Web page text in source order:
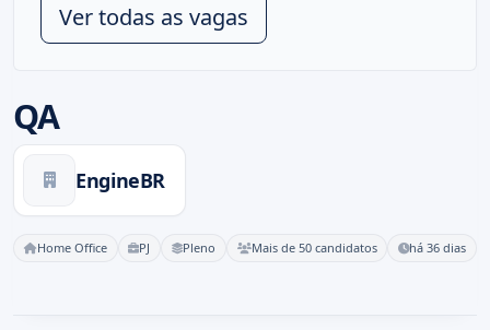
QA
EngineBR
Home Office PJ Pleno Mais de 50 candidatos há 36 dias
Ver todas as vagas